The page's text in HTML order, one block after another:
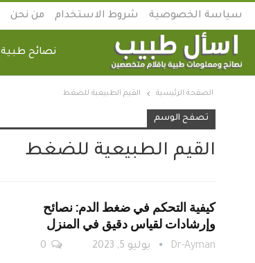
سياسة الخصوصية شروط الاستخدام من نحن
نصائح طبية
الصفحة الرئيسية القيم الطبيعية للضغط
تصفح الوسم
القيم الطبيعية للضغط
كيفية التحكم في ضغط الدم: نصائح
وإرشادات لقياس دقيق في المنزل
Dr-Ayman يوليو 5, 2023